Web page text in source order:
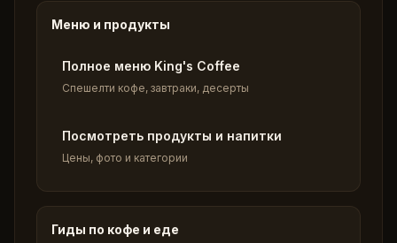
Меню и продукты
Полное меню King's Coffee
Спешелти кофе, завтраки, десерты
Посмотреть продукты и напитки
Цены, фото и категории
Гиды по кофе и еде